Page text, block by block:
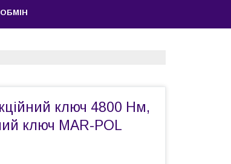
ключ 4800 Нм,
ключ MAR-POL